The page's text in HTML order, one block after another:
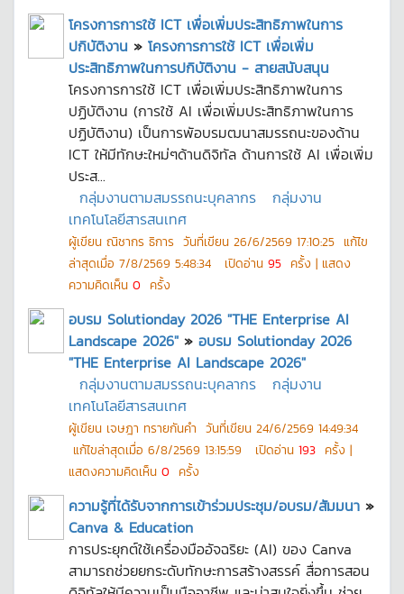
โครงการการใช้ ICT เพื่อเพิ่มประสิทธิภาพในการ
ปกิบัติงาน » โครงการการใช้ ICT เพื่อเพิ่ม
ประสิทธิภาพในการปกิบัติงาน - สายสนับสนุน
โครงการการใช้ ICT เพื่อเพิ่มประสิทธิภาพในการ
ปฏิบัติงาน (การใช้ AI เพื่อเพิ่มประสิทธิภาพในการ
ปฏิบัติงาน) เป็นการพัอบรมฒนาสมรรถนะของด้าน
ICT ให้มีทักษะใหม่ๆด้านดิจิทัล ด้านการใช้ AI เพื่อเพิ่ม
ประส...
กลุ่มงานตามสมรรถนะบุคลากร
กลุ่มงาน
เทคโนโลยีสารสนเทศ
ผู้เขียน ณิชากร ธิการ วันที่เขียน 26/6/2569 17:10:25 แก้ไข
ล่าสุดเมื่อ 7/8/2569 5:48:34 เปิดอ่าน 95 ครั้ง | แสดง
ความคิดเห็น 0 ครั้ง
อบรม Solutionday 2026 "THE Enterprise AI
Landscape 2026" » อบรม Solutionday 2026
"THE Enterprise AI Landscape 2026"
กลุ่มงานตามสมรรถนะบุคลากร
กลุ่มงาน
เทคโนโลยีสารสนเทศ
ผู้เขียน เจษฎา ทรายกันคำ วันที่เขียน 24/6/2569 14:49:34
แก้ไขล่าสุดเมื่อ 6/8/2569 13:15:59 เปิดอ่าน 193 ครั้ง |
แสดงความคิดเห็น 0 ครั้ง
ความรู้ที่ได้รับจากการเข้าร่วมประชุม/อบรม/สัมมนา »
Canva & Education
การประยุกต์ใช้เครื่องมืออัจฉริยะ (AI) ของ Canva
สามารถช่วยยกระดับทักษะการสร้างสรรค์ สื่อการสอน